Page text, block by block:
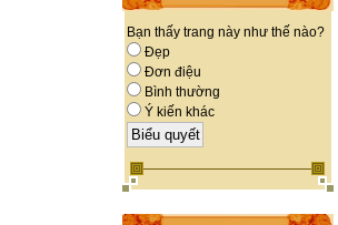
Bạn thấy trang này như thế nào?
Đẹp
Đơn điệu
Bình thường
Ý kiến khác